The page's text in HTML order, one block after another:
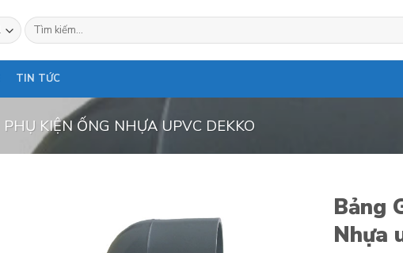
Tìm
kiếm:
TIN TỨC
PHỤ KIỆN ỐNG NHỰA UPVC DEKKO
Bảng
Nhựa